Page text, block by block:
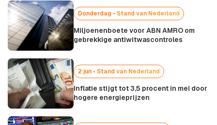
Donderdag • Stand van Nederland
Miljoenenboete voor ABN AMRO om
gebrekkige antiwitwascontroles
2 jun • Stand van Nederland
Inflatie stijgt tot 3,5 procent in mei door
hogere energieprijzen